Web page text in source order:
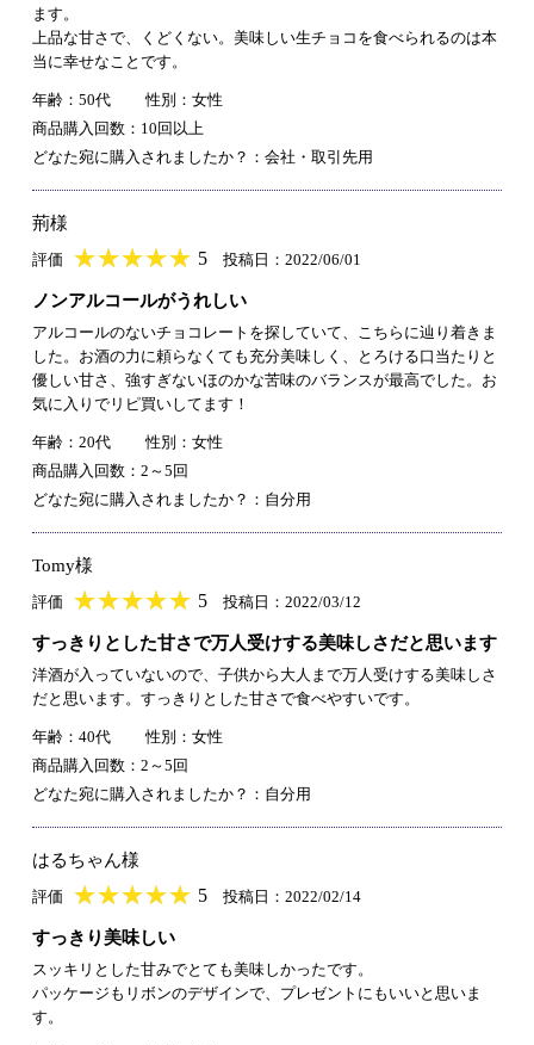
ます。
上品な甘さで、くどくない。美味しい生チョコを食べられるのは本
当に幸せなことです。
年齢：50代
性別：女性
商品購入回数：10回以上
どなた宛に購入されましたか？：会社・取引先用
荊様
評価 ★★★★★
★★★★★ 5 投稿日：2022/06/01
ノンアルコールがうれしい
アルコールのないチョコレートを探していて、こちらに辿り着きま
した。お酒の力に頼らなくても充分美味しく、とろける口当たりと
優しい甘さ、強すぎないほのかな苦味のバランスが最高でした。お
気に入りでリピ買いしてます！
年齢：20代
性別：女性
商品購入回数：2～5回
どなた宛に購入されましたか？：自分用
Tomy様
評価 ★★★★★
★★★★★ 5 投稿日：2022/03/12
すっきりとした甘さで万人受けする美味しさだと思います
洋酒が入っていないので、子供から大人まで万人受けする美味しさ
だと思います。すっきりとした甘さで食べやすいです。
年齢：40代
性別：女性
商品購入回数：2～5回
どなた宛に購入されましたか？：自分用
はるちゃん様
評価 ★★★★★
★★★★★ 5 投稿日：2022/02/14
すっきり美味しい
スッキリとした甘みでとても美味しかったです。
パッケージもリボンのデザインで、プレゼントにもいいと思いま
す。